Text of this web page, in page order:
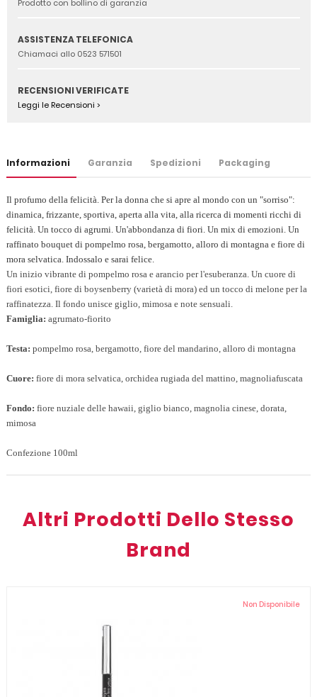
Prodotto con bollino di garanzia
ASSISTENZA TELEFONICA
Chiamaci allo 0523 571501
RECENSIONI VERIFICATE
Leggi le Recensioni >
Informazioni Garanzia Spedizioni Packaging
Il profumo della felicità. Per la donna che si apre al mondo con un "sorriso":
dinamica, frizzante, sportiva, aperta alla vita, alla ricerca di momenti ricchi di
felicità. Un tocco di agrumi. Un'abbondanza di fiori. Un mix di emozioni. Un
raffinato bouquet di pompelmo rosa, bergamotto, alloro di montagna e fiore di
mora selvatica. Indossalo e sarai felice.
Un inizio vibrante di pompelmo rosa e arancio per l'esuberanza. Un cuore di
fiori esotici, fiore di boysenberry (varietà di mora) ed un tocco di melone per la
raffinatezza. Il fondo unisce giglio, mimosa e note sensuali.
Famiglia: agrumato-fiorito
Testa: pompelmo rosa, bergamotto, fiore del mandarino, alloro di montagna
Cuore: fiore di mora selvatica, orchidea rugiada del mattino, magnoliafuscata
Fondo: fiore nuziale delle hawaii, giglio bianco, magnolia cinese, dorata,
mimosa
Confezione 100ml
Altri Prodotti Dello Stesso
Brand
Non Disponibile